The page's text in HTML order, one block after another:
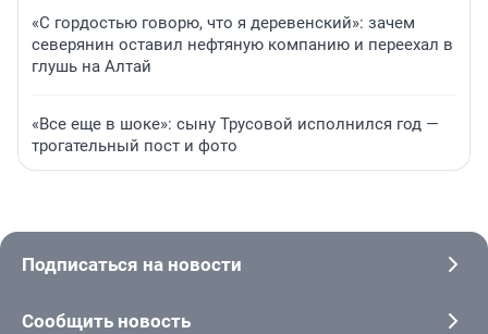
«С гордостью говорю, что я деревенский»: зачем
северянин оставил нефтяную компанию и переехал в
глушь на Алтай
«Все еще в шоке»: сыну Трусовой исполнился год —
трогательный пост и фото
Подписаться на новости
Сообщить новость